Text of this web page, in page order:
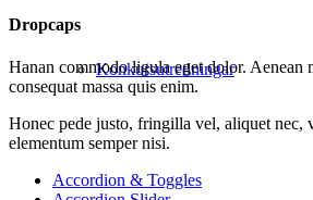
Konkursutredningar
Dropcaps
Hanan commodo ligula eget dolor. Aenean
consequat massa quis enim.
Honec pede justo, fringilla vel, aliquet nec,
elementum semper nisi.
Accordion & Toggles